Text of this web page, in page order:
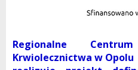
Regionalne
Krwiolecznictwa w Opolu